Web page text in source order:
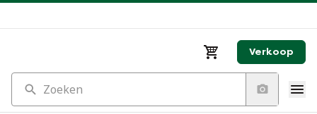
Verkoop
Zoeken